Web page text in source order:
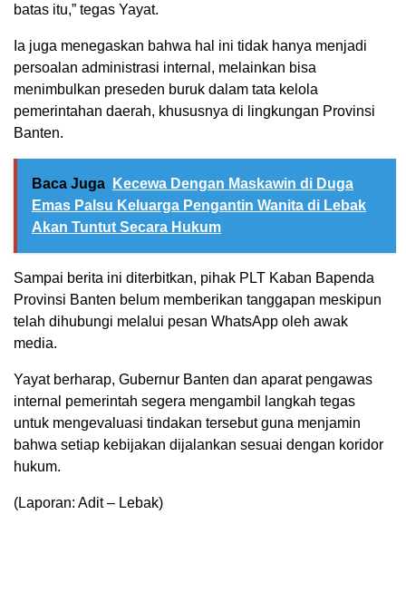
batas itu,” tegas Yayat.
Ia juga menegaskan bahwa hal ini tidak hanya menjadi
persoalan administrasi internal, melainkan bisa
menimbulkan preseden buruk dalam tata kelola
pemerintahan daerah, khususnya di lingkungan Provinsi
Banten.
Baca Juga
Kecewa Dengan Maskawin di Duga
Emas Palsu Keluarga Pengantin Wanita di Lebak
Akan Tuntut Secara Hukum
Sampai berita ini diterbitkan, pihak PLT Kaban Bapenda
Provinsi Banten belum memberikan tanggapan meskipun
telah dihubungi melalui pesan WhatsApp oleh awak
media.
Yayat berharap, Gubernur Banten dan aparat pengawas
internal pemerintah segera mengambil langkah tegas
untuk mengevaluasi tindakan tersebut guna menjamin
bahwa setiap kebijakan dijalankan sesuai dengan koridor
hukum.
(Laporan: Adit – Lebak)